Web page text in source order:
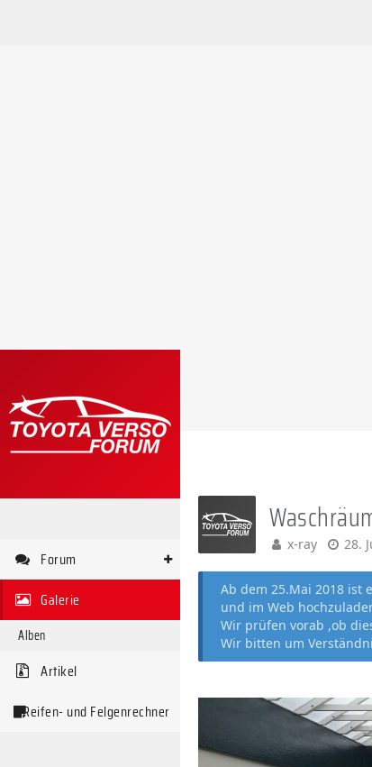
Forum
Galerie
Alben
Artikel
Reifen- und Felgenrechner
x-ray 28.
Ab dem 25.Mai 2018 ist
und im Web
Wir prüfen vorab ,ob
Wir bitten um